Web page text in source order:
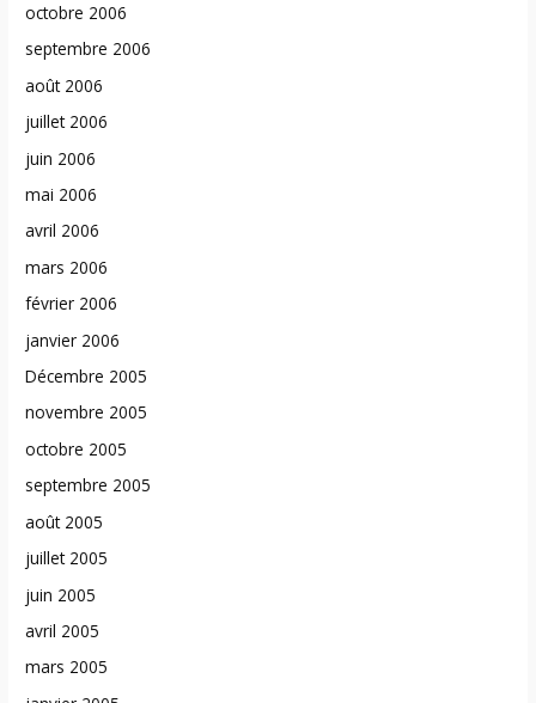
octobre 2006
septembre 2006
août 2006
juillet 2006
juin 2006
mai 2006
avril 2006
mars 2006
février 2006
janvier 2006
Décembre 2005
novembre 2005
octobre 2005
septembre 2005
août 2005
juillet 2005
juin 2005
avril 2005
mars 2005